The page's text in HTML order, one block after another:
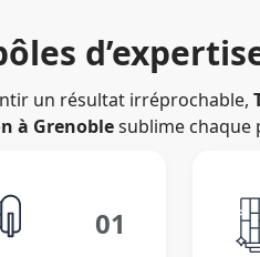
un résultat irréprochable,
à Grenoblesublime chaque
01